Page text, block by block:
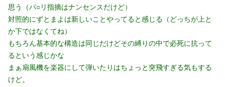
思う（パ○リ指摘はナンセンスだけど）
対照的にずとまよは新しいことやってると感じる（どっちが上と
か下ではなくてね）
もちろん基本的な構造は同じだけどその縛りの中で必死に抗って
るという感じかな
まぁ扇風機を楽器にして弾いたりはちょっと突飛すぎる気もする
けど。